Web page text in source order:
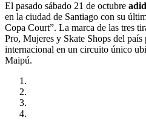
El pasado sábado 21 de octubre a
en la ciudad de Santiago con su
Copa Court”. La marca de las tres
Pro, Mujeres y Skate Shops del
internacional en un circuito único
Maipú.